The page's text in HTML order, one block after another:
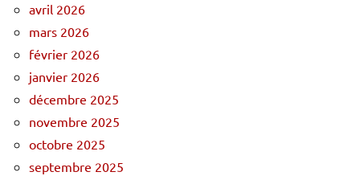
avril 2026
mars 2026
février 2026
janvier 2026
décembre 2025
novembre 2025
octobre 2025
septembre 2025